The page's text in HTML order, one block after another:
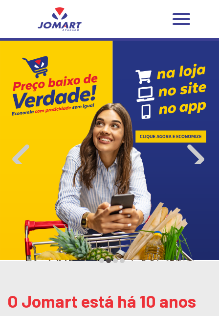
O Jomart está há 10 anos